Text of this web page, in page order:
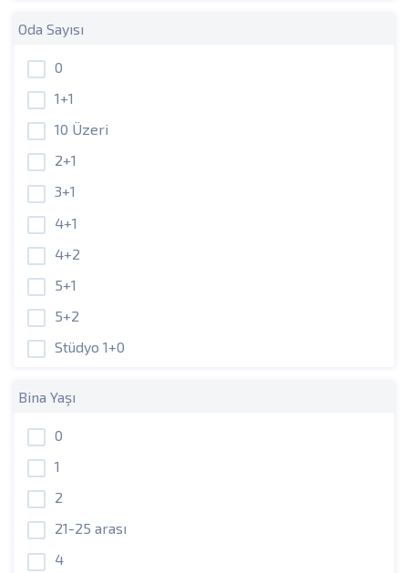
Oda Sayısı
0
1+1
10 Üzeri
2+1
3+1
4+1
4+2
5+1
5+2
Stüdyo 1+0
Bina Yaşı
0
1
2
21-25 arası
4